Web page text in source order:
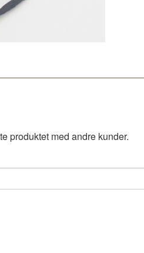
produktet med andre kunder.